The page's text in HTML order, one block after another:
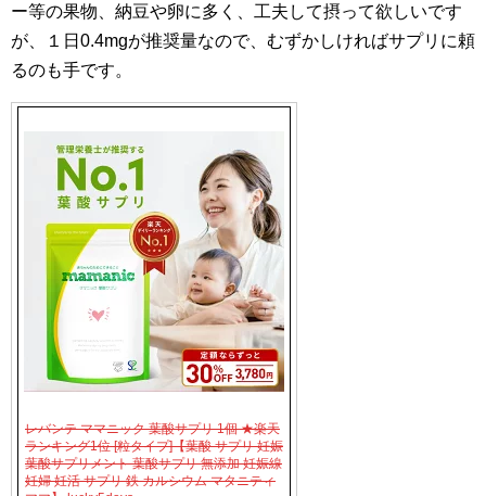
ー等の果物、納豆や卵に多く、工夫して摂って欲しいです
が、１日0.4mgが推奨量なので、むずかしければサプリに頼
るのも手です。
レバンテ ママニック 葉酸サプリ 1個 ★楽天
ランキング1位 [粒タイプ]【葉酸 サプリ 妊娠
葉酸サプリメント 葉酸サプリ 無添加 妊娠線
妊婦 妊活 サプリ 鉄 カルシウム マタニティ